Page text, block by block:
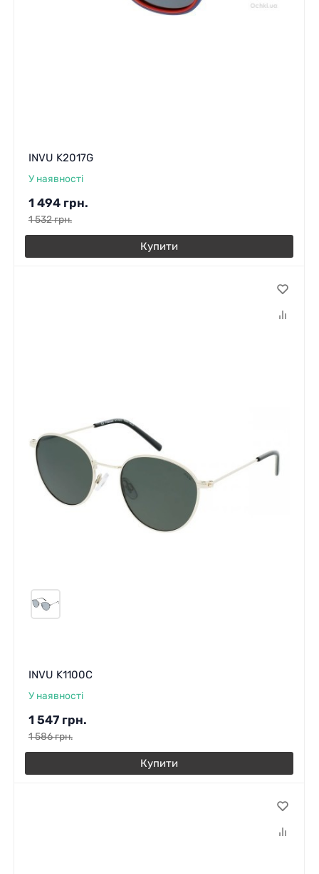
INVU K2017G
У наявності
1 494 грн.
1 532грн.
Купити
INVU K1100C
У наявності
1 547 грн.
1 586грн.
Купити